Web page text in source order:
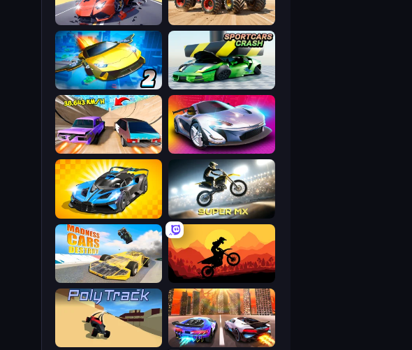
Monster Truck Demolition Derby
Hyper Cars Ramp Crash
Sportcars Crash
Ultimate Flying Car 2
Grand Cyber City
Turbo Cars: Pipe Stunts
Super MX - Last Season
GT Cars Mega Ramps
Sunset Bike Racing
Madness Cars Destroy
Night City Racing
PolyTrack